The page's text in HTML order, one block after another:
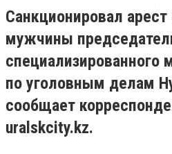
Санкционировал
мужчины
специализированного
по уголовным делам
сообщает
uralskcity.kz.